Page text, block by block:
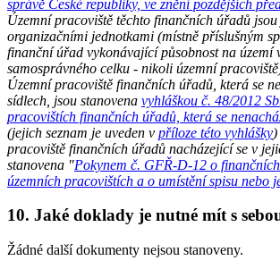
správě České republiky, ve znění pozdějších
Územní pracoviště těchto finančních úřadů
organizačními jednotkami (místně příslušným
finanční úřad vykonávající působnost na území
samosprávného celku - nikoli územní
Územní pracoviště finančních úřadů, která se
sídlech, jsou stanovena vyhláškou č. 48/2012
pracovištích finančních úřadů, která se
(jejich seznam je uveden v příloze této vyhlášky
pracoviště finančních úřadů nacházející se v
stanovena "Pokynem č. GFŘ-D-12 o
územních pracovištích a o umístění spisu nebo
10. Jaké doklady je nutné mít s
Žádné další dokumenty nejsou stanoveny.